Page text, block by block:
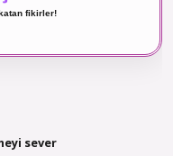
fikirler!
sever